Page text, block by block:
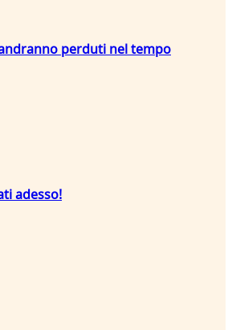
perduti nel tempo
adesso!